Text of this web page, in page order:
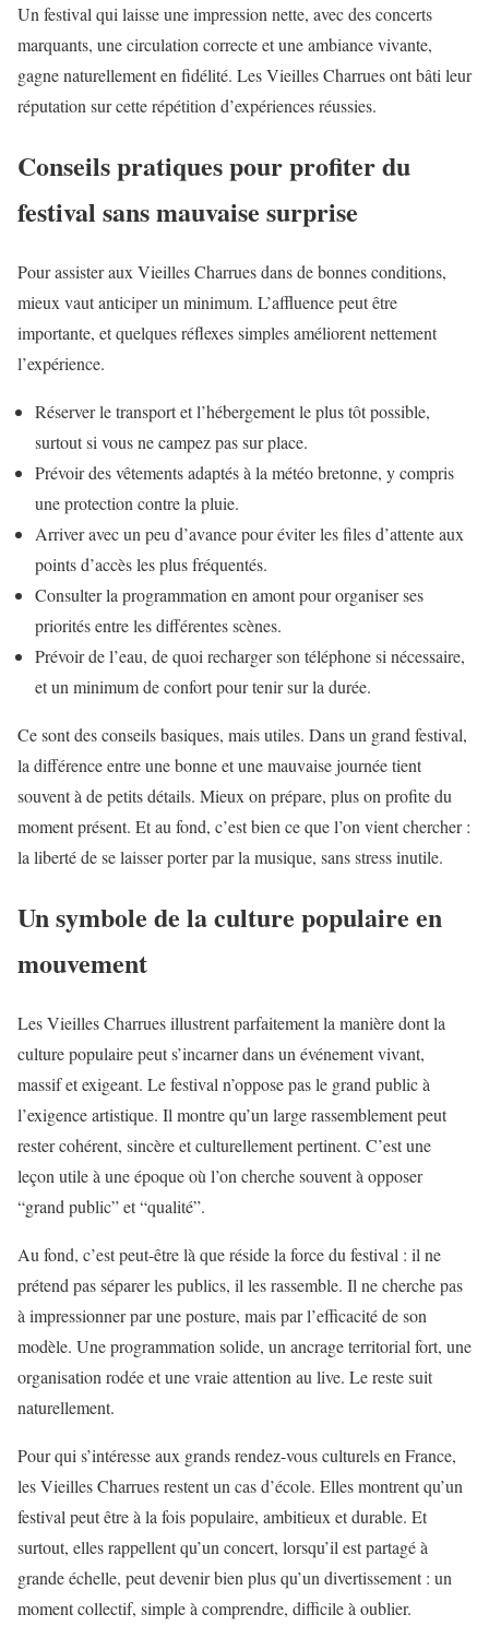
Un festival qui laisse une impression nette, avec des concerts
marquants, une circulation correcte et une ambiance vivante,
gagne naturellement en fidélité. Les Vieilles Charrues ont bâti leur
réputation sur cette répétition d’expériences réussies.
Conseils pratiques pour profiter du
festival sans mauvaise surprise
Pour assister aux Vieilles Charrues dans de bonnes conditions,
mieux vaut anticiper un minimum. L’affluence peut être
importante, et quelques réflexes simples améliorent nettement
l’expérience.
Réserver le transport et l’hébergement le plus tôt possible,
surtout si vous ne campez pas sur place.
Prévoir des vêtements adaptés à la météo bretonne, y compris
une protection contre la pluie.
Arriver avec un peu d’avance pour éviter les files d’attente aux
points d’accès les plus fréquentés.
Consulter la programmation en amont pour organiser ses
priorités entre les différentes scènes.
Prévoir de l’eau, de quoi recharger son téléphone si nécessaire,
et un minimum de confort pour tenir sur la durée.
Ce sont des conseils basiques, mais utiles. Dans un grand festival,
la différence entre une bonne et une mauvaise journée tient
souvent à de petits détails. Mieux on prépare, plus on profite du
moment présent. Et au fond, c’est bien ce que l’on vient chercher :
la liberté de se laisser porter par la musique, sans stress inutile.
Un symbole de la culture populaire en
mouvement
Les Vieilles Charrues illustrent parfaitement la manière dont la
culture populaire peut s’incarner dans un événement vivant,
massif et exigeant. Le festival n’oppose pas le grand public à
l’exigence artistique. Il montre qu’un large rassemblement peut
rester cohérent, sincère et culturellement pertinent. C’est une
leçon utile à une époque où l’on cherche souvent à opposer
“grand public” et “qualité”.
Au fond, c’est peut-être là que réside la force du festival : il ne
prétend pas séparer les publics, il les rassemble. Il ne cherche pas
à impressionner par une posture, mais par l’efficacité de son
modèle. Une programmation solide, un ancrage territorial fort, une
organisation rodée et une vraie attention au live. Le reste suit
naturellement.
Pour qui s’intéresse aux grands rendez-vous culturels en France,
les Vieilles Charrues restent un cas d’école. Elles montrent qu’un
festival peut être à la fois populaire, ambitieux et durable. Et
surtout, elles rappellent qu’un concert, lorsqu’il est partagé à
grande échelle, peut devenir bien plus qu’un divertissement : un
moment collectif, simple à comprendre, difficile à oublier.